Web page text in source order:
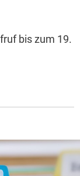
bis zum 19.